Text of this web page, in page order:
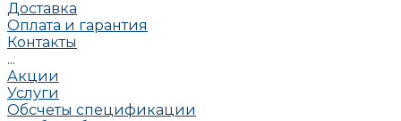
Доставка
Оплата и гарантия
Контакты
...
Акции
Услуги
Обсчеты спецификации